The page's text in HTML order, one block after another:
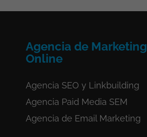
Agencia de Marketing
Online
Agencia SEO y Linkbuilding
Agencia Paid Media SEM
Agencia de Email Marketing